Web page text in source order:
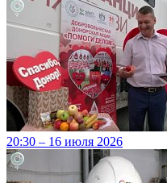
20:30 – 16 июля 2026